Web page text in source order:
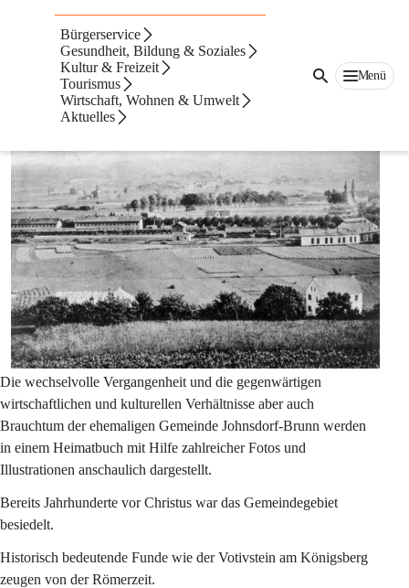
Bürgerservice
Gesundheit, Bildung & Soziales
Kultur & Freizeit
Tourismus
Wirtschaft, Wohnen & Umwelt
Aktuelles
Menü
Ortsteilchronik
Johnsdorf-Brunn
Die wechselvolle Vergangenheit und die gegenwärtigen
wirtschaftlichen und kulturellen Verhältnisse aber auch
Brauchtum der ehemaligen Gemeinde Johnsdorf-Brunn werden
in einem Heimatbuch mit Hilfe zahlreicher Fotos und
Illustrationen anschaulich dargestellt.
Bereits Jahrhunderte vor Christus war das Gemeindegebiet
besiedelt.
Historisch bedeutende Funde wie der Votivstein am Königsberg
zeugen von der Römerzeit.